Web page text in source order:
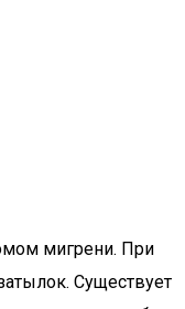
мигрени. При
Существует